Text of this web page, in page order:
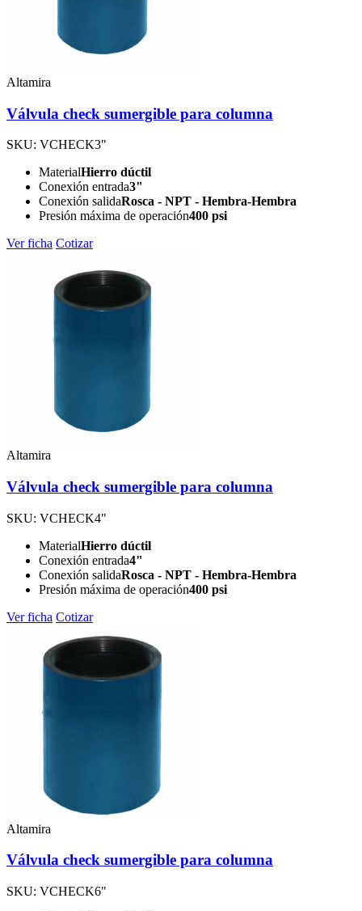
Altamira
Válvula check sumergible para columna
SKU: VCHECK3"
MaterialHierro dúctil
Conexión entrada3"
Conexión salidaRosca - NPT - Hembra-Hembra
Presión máxima de operación400 psi
Ver ficha Cotizar
Altamira
Válvula check sumergible para columna
SKU: VCHECK4"
MaterialHierro dúctil
Conexión entrada4"
Conexión salidaRosca - NPT - Hembra-Hembra
Presión máxima de operación400 psi
Ver ficha Cotizar
Altamira
Válvula check sumergible para columna
SKU: VCHECK6"